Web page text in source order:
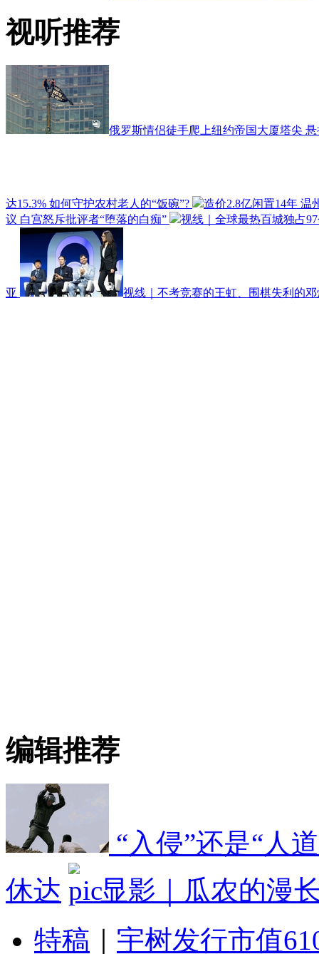
视听推荐
俄罗斯情侣徒手爬上纽约帝国大厦塔尖
达15.3% 如何守护农村老人的“饭碗”?
造价2.8亿闲置14年 温
议 白宫怒斥批评者“堕落的白痴”
视线｜全球最热百城独占
亚 视线｜不考竞赛的王虹、围棋失利的
编辑推荐
“入侵”还是“人
休达
显影｜瓜农的漫
特稿
宇树发行市值